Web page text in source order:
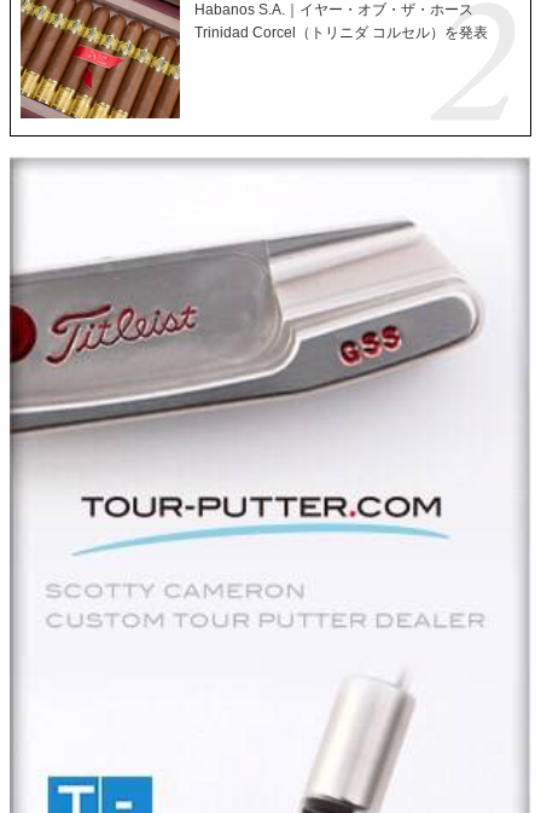
Habanos S.A.｜イヤー・オブ・ザ・ホース
Trinidad Corcel（トリニダ コルセル）を発表